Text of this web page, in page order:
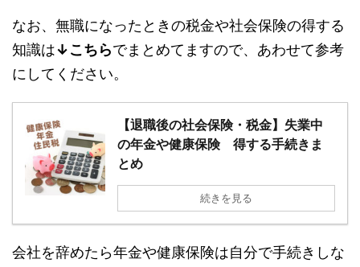
なお、無職になったときの税金や社会保険の得する
知識は↓こちらでまとめてますので、あわせて参考
にしてください。
【退職後の社会保険・税金】失業中
の年金や健康保険 得する手続きま
とめ
続きを見る
会社を辞めたら年金や健康保険は自分で手続きしな